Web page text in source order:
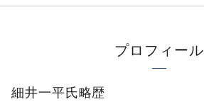
プロフィール
細井一平氏略歴